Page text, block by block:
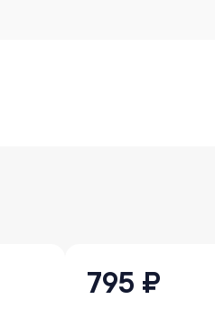
795 ₽